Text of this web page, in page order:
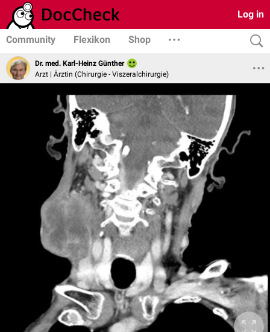
Log in
Community Flexikon Shop
Dr. med. Karl-Heinz Günther
Arzt | Ärztin (Chirurgie - Viszeralchirurgie)